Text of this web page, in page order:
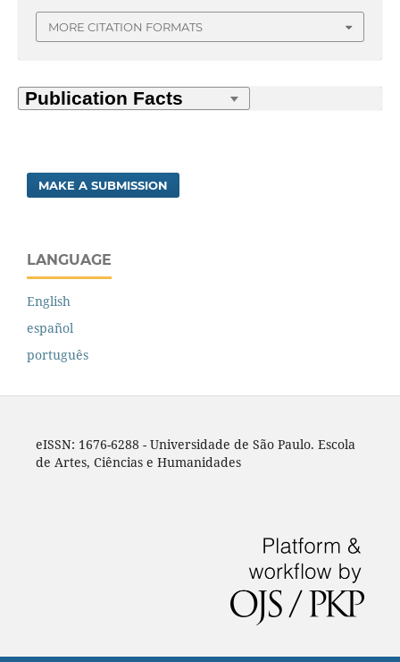
MORE CITATION FORMATS
MAKE A SUBMISSION
LANGUAGE
English
español
português
eISSN: 1676-6288 - Universidade de São Paulo. Escola
de Artes, Ciências e Humanidades